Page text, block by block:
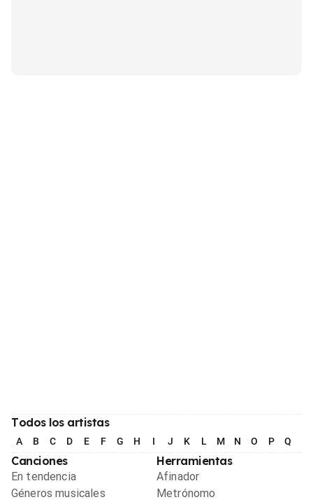
Todos los artistas
A B C D E F G H I J K L M N O P Q
Canciones
En tendencia
Géneros musicales
Herramientas
Afinador
Metrónomo